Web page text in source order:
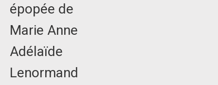
épopée de
Marie Anne
Adélaïde
Lenormand